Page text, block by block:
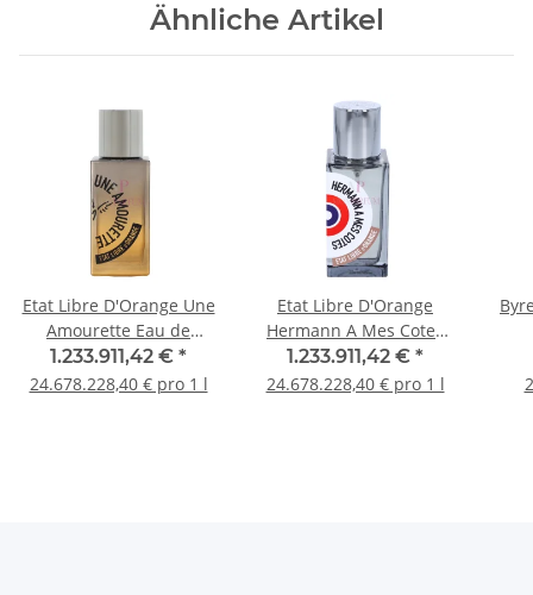
Ähnliche Artikel
Etat Libre D'Orange Une
Amourette Eau de
Parfum 50ml
1.233.911,42 € *
24.678.228,40 € pro 1 l
Etat Libre D'Orange
Hermann A Mes Cotes
Eau de Parfum 50ml
1.233.911,42 € *
24.678.228,40 € pro 1 l